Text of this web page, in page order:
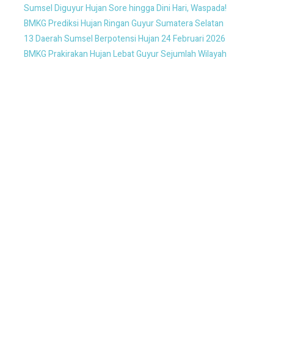
Sumsel Diguyur Hujan Sore hingga Dini Hari, Waspada!
BMKG Prediksi Hujan Ringan Guyur Sumatera Selatan
13 Daerah Sumsel Berpotensi Hujan 24 Februari 2026
BMKG Prakirakan Hujan Lebat Guyur Sejumlah Wilayah